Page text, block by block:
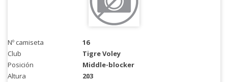
Nº camiseta
16
Club
Tigre Voley
Posición
Middle-blocker
Altura
203